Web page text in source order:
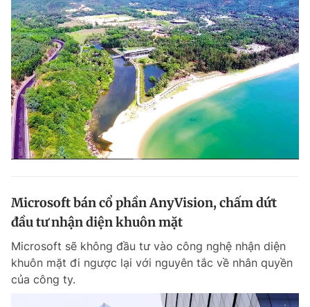
Microsoft bán cổ phần AnyVision, chấm dứt
đầu tư nhận diện khuôn mặt
Microsoft sẽ không đầu tư vào công nghệ nhận diện
khuôn mặt đi ngược lại với nguyên tắc về nhân quyền
của công ty.